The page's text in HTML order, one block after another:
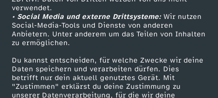
verwendet.
• Social Media und externe Drittsysteme:Wir nutzen
Social-Media-Tools und Dienste von anderen
Anbietern. Unter anderem um das Teilen von Inhalten
zu ermöglichen.
Du kannst entscheiden, für welche Zwecke wir deine
Daten speichern und verarbeiten dürfen. Dies
betrifft nur dein aktuell genutztes Gerät. Mit
"Zustimmen" erklärst du deine Zustimmung zu
unserer Datenverarbeitung, für die wir deine
ZDF Unternehmen
Karriere
ZDF goes Schule
Werbefernsehen